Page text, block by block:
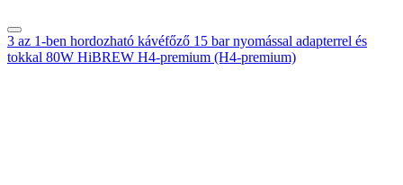
3 az 1-ben hordozható kávéfőző 15 bar nyomással adapterrel és
tokkal 80W HiBREW H4-premium (H4-premium)